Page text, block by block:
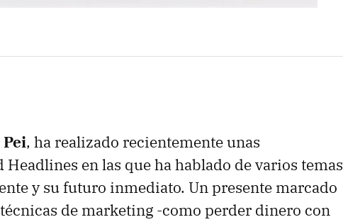
Pei, ha realizado recientemente unas
en las que ha hablado de varios temas
y su futuro inmediato. Un presente marcado
de marketing -como perder dinero con